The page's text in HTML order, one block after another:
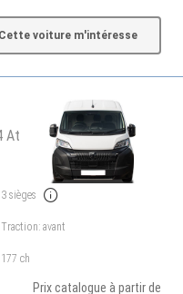
Cette voiture m'intéresse
At
3 sièges
Traction: avant
177 ch
Prix catalogue à partir de